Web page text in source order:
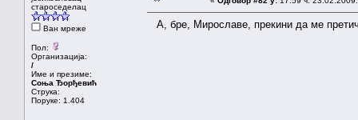
староседелац
Ван мреже
Пол:
Организација:
/
Име и презиме:
Соња Ђорђевић
Струка:
Поруке: 1.404
А, бре, Мирославе, прекини да ме